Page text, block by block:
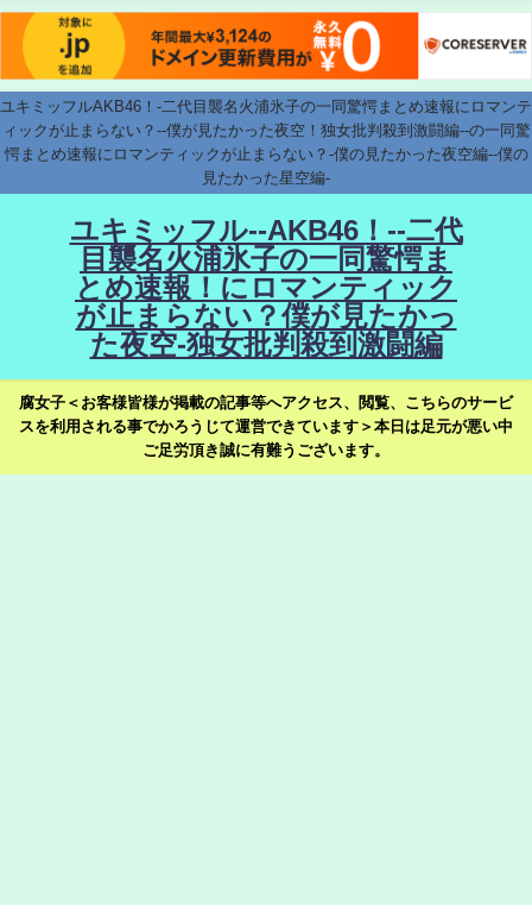
ユキミッフルAKB46！-二代目襲名火浦氷子の一同驚愕まとめ速報にロマンテ
ィックが止まらない？--僕が見たかった夜空！独女批判殺到激闘編--の一同驚
愕まとめ速報にロマンティックが止まらない？-僕の見たかった夜空編--僕の
見たかった星空編-
ユキミッフル--AKB46！--二代
目襲名火浦氷子の一同驚愕ま
とめ速報！にロマンティック
が止まらない？僕が見たかっ
た夜空-独女批判殺到激闘編
腐女子＜お客様皆様が掲載の記事等へアクセス、閲覧、こちらのサービ
スを利用される事でかろうじて運営できています＞本日は足元が悪い中
ご足労頂き誠に有難うございます。